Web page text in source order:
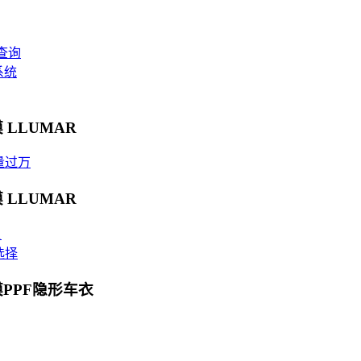
询
统
LLUMAR
过万
LLUMAR
择
隐形车衣